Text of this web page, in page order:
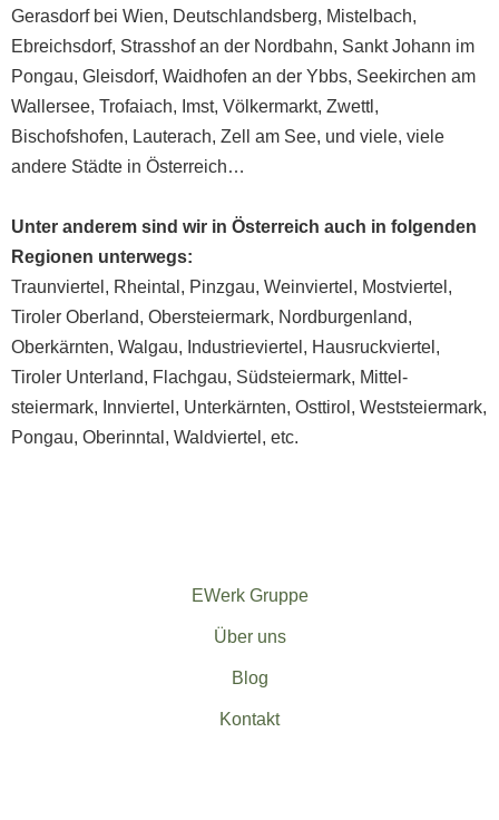
Gerasdorf bei Wien, Deutschlandsberg, Mistelbach,
Ebreichsdorf, Strasshof an der Nordbahn, Sankt Johann im
Pongau, Gleisdorf, Waidhofen an der Ybbs, Seekirchen am
Wallersee, Trofaiach, Imst, Völkermarkt, Zwettl,
Bischofshofen, Lauterach, Zell am See, und viele, viele
andere Städte in Österreich…
Unter anderem sind wir in Österreich auch in folgenden
Regionen unterwegs:
Traunviertel , Rheintal , Pinzgau, Weinviertel , Mostviertel ,
Tiroler Oberland, Ober­steiermark, Nord­burgenland,
Oberkärnten, Walgau, Industrieviertel , Hausruck­viertel ,
Tiroler Unterland, Flachgau, Südsteiermark, Mittel­
steiermark, Innviertel , Unterkärnten, Osttirol , Weststeiermark,
Pongau, Oberinntal , Waldviertel , etc.
EWerk Gruppe
Über uns
Blog
Kontakt